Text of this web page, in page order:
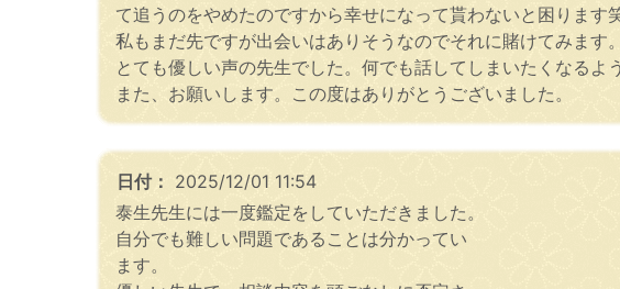
て追うのをやめたのですから幸せになって貰わないと困ります
私もまだ先ですが出会いはありそうなのでそれに賭けてみます
とても優しい声の先生でした。何でも話してしまいたくなるよ
また、お願いします。この度はありがとうございました。
日付： 2025/12/01 11:54
泰生先生には一度鑑定をしていただきました。
自分でも難しい問題であることは分かってい
ます。